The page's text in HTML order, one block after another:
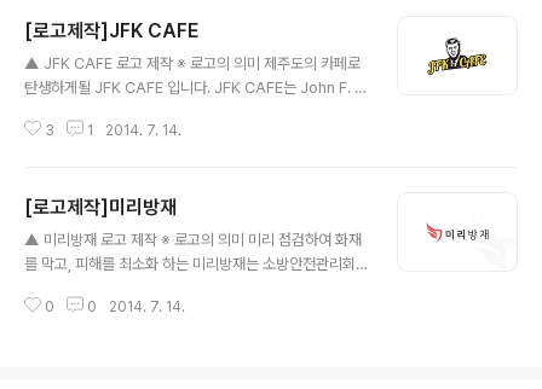
[로고제작]JFK CAFE
▲ JFK CAFE 로고 제작 ※ 로고의 의미 제주도의 카페로
탄생하게될 JFK CAFE 입니다. JFK CAFE는 John F. K
대통령의 역사적 의미를 담아 독특하고 재미난 카페로 탄
치 시켰습니다. 또한, 전체적으로 로고를 사선으로 배치 시
키고 캘리그래피 형태의 서체를 사용함으로써 딱딱한 분위
기를 피하고, 검정과 노랑계열 색상을 사용하였습니다.
3 1 2014. 7. 14.
[로고제작]미리방재
▲ 미리방재 로고 제작 ※ 로고의 의미 미리 점검하여 화재
를 막고, 피해를 최소화 하는 미리방재는 소방안전관리회
등)을 점검하는 회사입니다. 불이난곳에 불을 끄기보단 1차
0 0 2014. 7. 14.